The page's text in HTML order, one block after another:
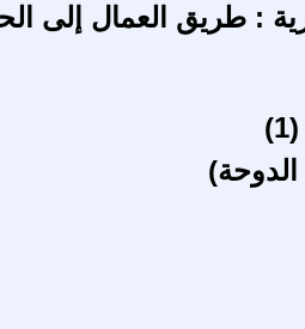
: طريق العمال إلى